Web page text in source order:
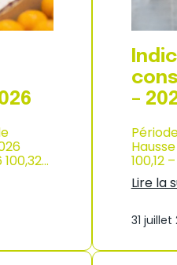
–
100,12
Lire la
31 juillet